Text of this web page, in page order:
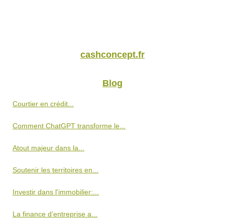
cashconcept.fr
Blog
Courtier en crédit...
Comment ChatGPT transforme le...
Atout majeur dans la...
Soutenir les territoires en...
Investir dans l'immobilier:...
La finance d’entreprise a...